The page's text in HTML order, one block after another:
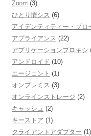
Zoom (3)
ひとり情シス (6)
アイデンティティー・ブロ
アプライアンス (22)
アプリケーションプロキシ
アンドロイド (10)
エージェント (1)
オンプレミス (3)
オンラインストレージ (2)
キャッシュ (2)
キーストア (1)
クライアントアダプター (1)